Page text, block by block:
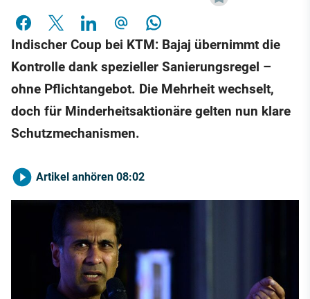
Indischer Coup bei KTM: Bajaj übernimmt die
Kontrolle dank spezieller Sanierungsregel –
ohne Pflichtangebot. Die Mehrheit wechselt,
doch für Minderheitsaktionäre gelten nun klare
Schutzmechanismen.
Artikel anhören 08:02